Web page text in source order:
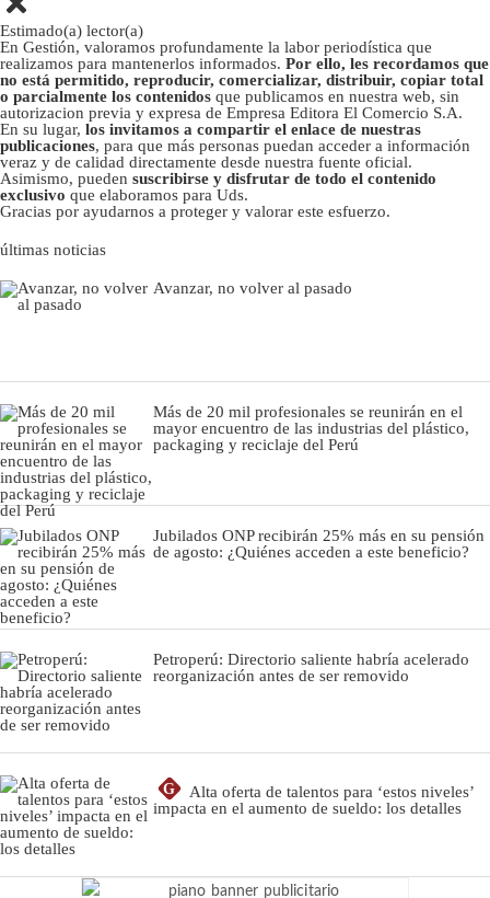
Estimado(a) lector(a)
En Gestión, valoramos profundamente la labor periodística que
realizamos para mantenerlos informados. Por ello, les recordamos que
no está permitido, reproducir, comercializar, distribuir, copiar total
o parcialmente los contenidos que publicamos en nuestra web, sin
autorizacion previa y expresa de Empresa Editora El Comercio S.A.
En su lugar, los invitamos a compartir el enlace de nuestras
publicaciones, para que más personas puedan acceder a información
veraz y de calidad directamente desde nuestra fuente oficial.
Asimismo, pueden suscribirse y disfrutar de todo el contenido
exclusivo que elaboramos para Uds.
Gracias por ayudarnos a proteger y valorar este esfuerzo.
últimas noticias
Avanzar, no volver al pasado
Más de 20 mil profesionales se reunirán en el
mayor encuentro de las industrias del plástico,
packaging y reciclaje del Perú
Jubilados ONP recibirán 25% más en su pensión
de agosto: ¿Quiénes acceden a este beneficio?
Petroperú: Directorio saliente habría acelerado
reorganización antes de ser removido
G
Alta oferta de talentos para ‘estos niveles’
impacta en el aumento de sueldo: los detalles